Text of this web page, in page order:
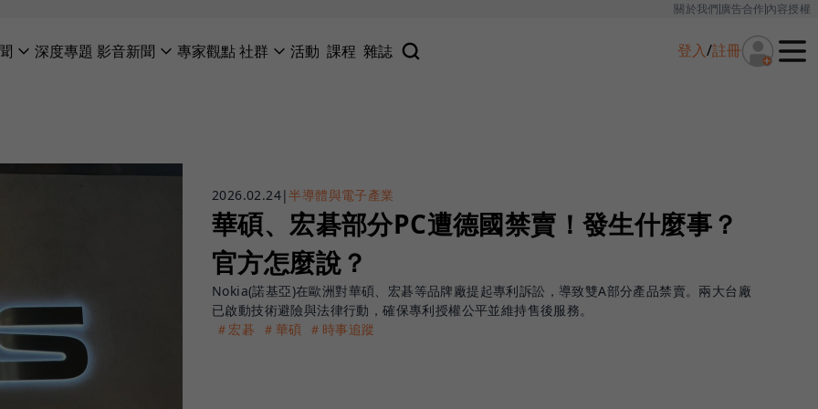
關於我們廣告合作內容授權
深度專題 影音新聞 專家觀點社群 活動 課程 雜誌 登入/註冊
2026.02.24|半導體與電子產業
華碩、宏碁部分PC遭德國禁賣！發生什麼事？
官方怎麼說？
Nokia(諾基亞)在歐洲對華碩、宏碁等品牌廠提起專利訴訟，導致雙A部分產品禁賣。兩大台廠
已啟動技術避險與法律行動，確保專利授權公平並維持售後服務。
＃宏碁
＃華碩 ＃時事追蹤